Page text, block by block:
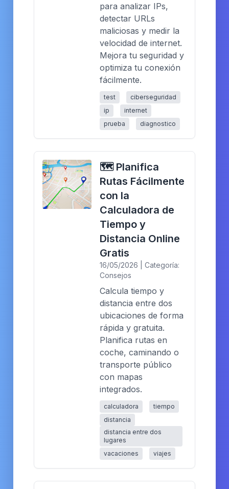
para analizar IPs,
detectar URLs
maliciosas y medir la
velocidad de internet.
Mejora tu seguridad y
optimiza tu conexión
fácilmente.
test
ciberseguridad
ip
internet
prueba
diagnostico
🗺️ Planifica
Rutas Fácilmente
con la
Calculadora de
Tiempo y
Distancia Online
Gratis
16/05/2026 | Categoría:
Consejos
Calcula tiempo y
distancia entre dos
ubicaciones de forma
rápida y gratuita.
Planifica rutas en
coche, caminando o
transporte público
con mapas
integrados.
calculadora
tiempo
distancia
distancia entre dos
lugares
vacaciones
viajes